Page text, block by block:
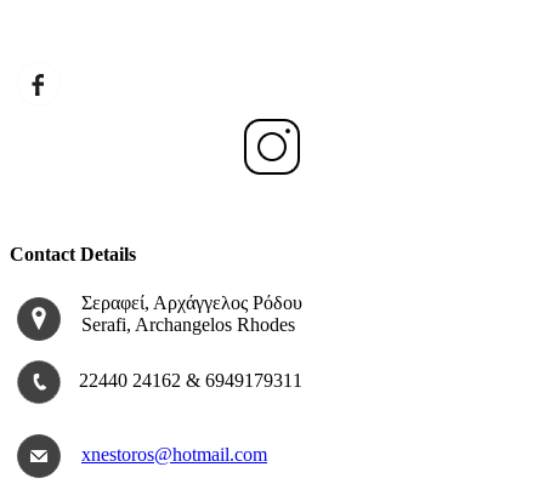
Contact Details
Σεραφεί, Αρχάγγελος Ρόδου
Serafi, Archangelos Rhodes
22440 24162 & 6949179311
xnestoros@hotmail.com